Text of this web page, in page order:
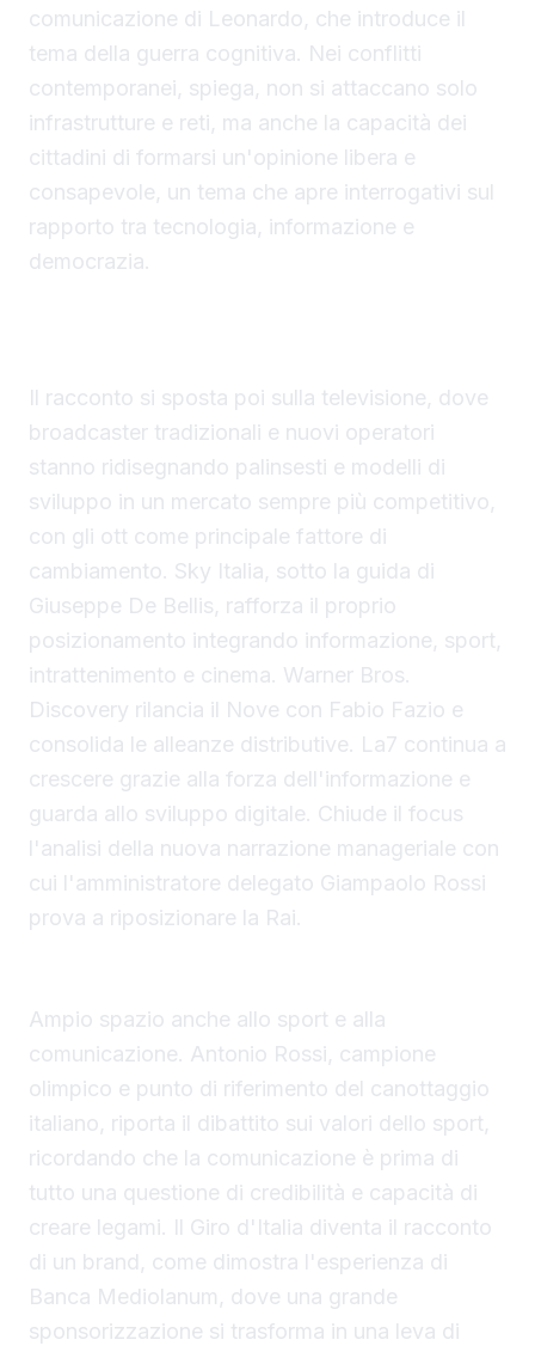
comunicazione di Leonardo, che introduce il
tema della guerra cognitiva. Nei conflitti
contemporanei, spiega, non si attaccano solo
infrastrutture e reti, ma anche la capacità dei
cittadini di formarsi un'opinione libera e
consapevole, un tema che apre interrogativi sul
rapporto tra tecnologia, informazione e
democrazia.
Il racconto si sposta poi sulla televisione, dove
broadcaster tradizionali e nuovi operatori
stanno ridisegnando palinsesti e modelli di
sviluppo in un mercato sempre più competitivo,
con gli ott come principale fattore di
cambiamento. Sky Italia, sotto la guida di
Giuseppe De Bellis, rafforza il proprio
posizionamento integrando informazione, sport,
intrattenimento e cinema. Warner Bros.
Discovery rilancia il Nove con Fabio Fazio e
consolida le alleanze distributive. La7 continua a
crescere grazie alla forza dell'informazione e
guarda allo sviluppo digitale. Chiude il focus
l'analisi della nuova narrazione manageriale con
cui l'amministratore delegato Giampaolo Rossi
prova a riposizionare la Rai.
Ampio spazio anche allo sport e alla
comunicazione. Antonio Rossi, campione
olimpico e punto di riferimento del canottaggio
italiano, riporta il dibattito sui valori dello sport,
ricordando che la comunicazione è prima di
tutto una questione di credibilità e capacità di
creare legami. Il Giro d'Italia diventa il racconto
di un brand, come dimostra l'esperienza di
Banca Mediolanum, dove una grande
sponsorizzazione si trasforma in una leva di